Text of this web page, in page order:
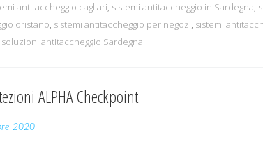
antitaccheggio cagliari, sistemi antitaccheggio in Sardegna,
oristano, sistemi antitaccheggio per negozi, sistemi
soluzioni antitaccheggio Sardegna
ALPHA Checkpoint
2020